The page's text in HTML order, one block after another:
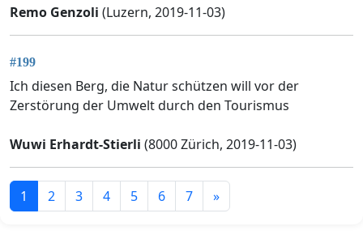
Remo Genzoli (Luzern, 2019-11-03)
#199
Ich diesen Berg, die Natur schützen will vor der
Zerstörung der Umwelt durch den Tourismus
Wuwi Erhardt-Stierli (8000 Zürich, 2019-11-03)
1 2 3 4 5 6 7 »